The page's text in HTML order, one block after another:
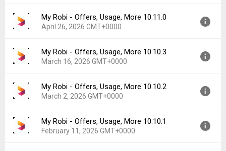
Downloads:
22
Version:
10.11.1
Uploaded:
May 4, 2026 at 4:53AM GMT+0000
Downloads:
16
My Robi - Offers, Usage, More 10.11.0
April 26, 2026 GMT+0000
Version:
10.11.0
Uploaded:
April 26, 2026 at 4:07AM GMT+0000
Downloads:
12
My Robi - Offers, Usage, More 10.10.3
March 16, 2026 GMT+0000
Version:
10.10.3
Uploaded:
March 16, 2026 at 6:27AM GMT+0000
Downloads:
22
My Robi - Offers, Usage, More 10.10.2
March 2, 2026 GMT+0000
Version:
10.10.2
Uploaded:
March 2, 2026 at 5:37AM GMT+0000
My Robi - Offers, Usage, More 10.10.1
February 11, 2026 GMT+0000